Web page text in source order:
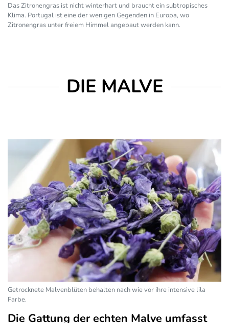
Das Zitronengras ist nicht winterhart und braucht ein subtropisches
Klima. Portugal ist eine der wenigen Gegenden in Europa, wo
Zitronengras unter freiem Himmel angebaut werden kann.
DIE MALVE
Getrocknete Malvenblüten behalten nach wie vor ihre intensive lila
Farbe.
Die Gattung der echten Malve umfasst